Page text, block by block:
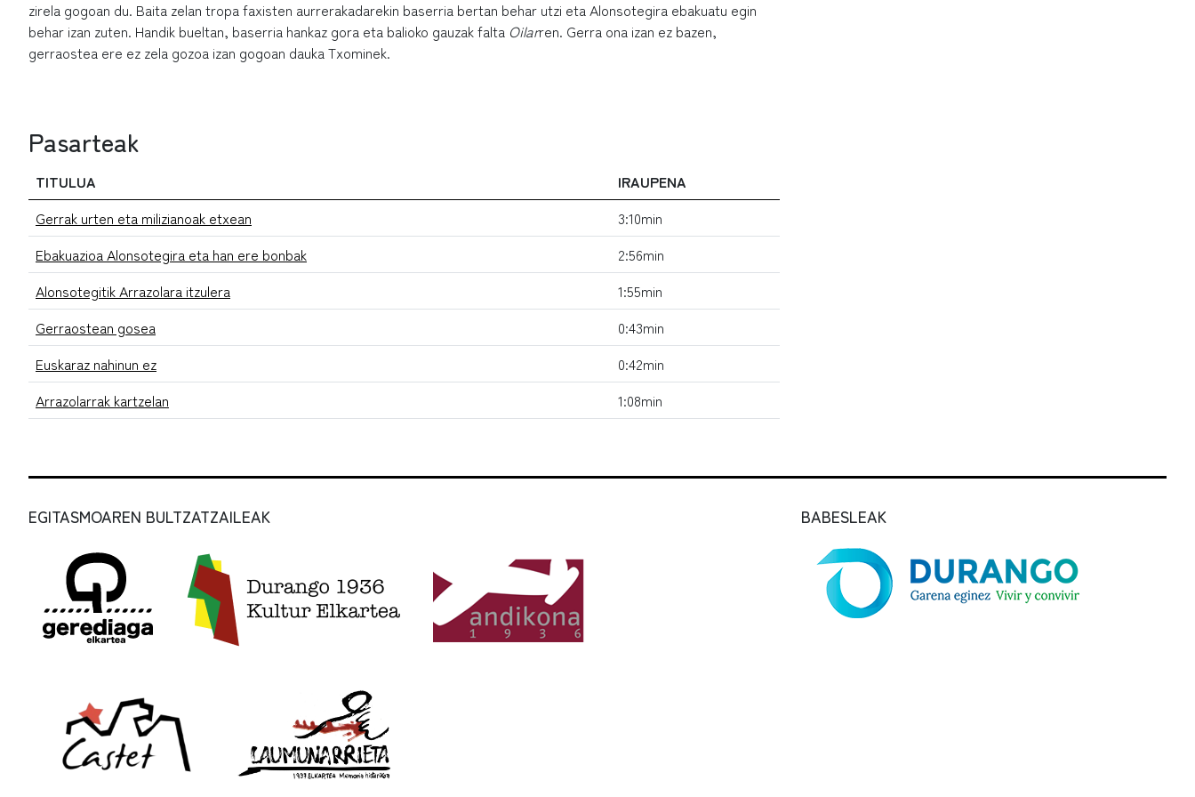
zirela gogoan du. Baita zelan tropa faxisten aurrerakadarekin baserria bertan behar utzi eta Alonsotegira ebakuatu egin
behar izan zuten. Handik bueltan, baserria hankaz gora eta balioko gauzak falta Oilarren. Gerra ona izan ez bazen,
gerraostea ere ez zela gozoa izan gogoan dauka Txominek.
Pasarteak
TITULUA
IRAUPENA
Gerrak urten eta milizianoak etxean
3:10min
Ebakuazioa Alonsotegira eta han ere bonbak
2:56min
Alonsotegitik Arrazolara itzulera
1:55min
Gerraostean gosea
0:43min
Euskaraz nahinun ez
0:42min
Arrazolarrak kartzelan
1:08min
EGITASMOAREN BULTZATZAILEAK BABESLEAK